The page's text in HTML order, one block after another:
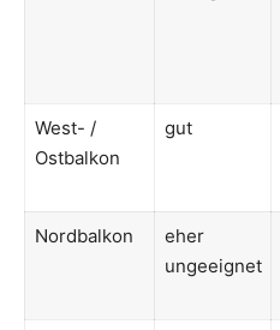
West- /
Ostbalkon
gut
Nordbalkon
eher
ungeeignet